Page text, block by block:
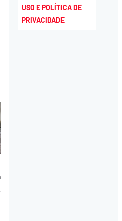
USO E POLÍTICA DE
PRIVACIDADE